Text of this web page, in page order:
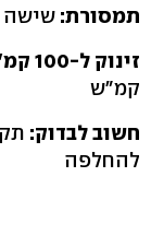
תמסורת: שישה
זינוק ל-100 קמ"ש, מהירות מרבית:
קמ"ש
חשוב לבדוק:
להחלפה